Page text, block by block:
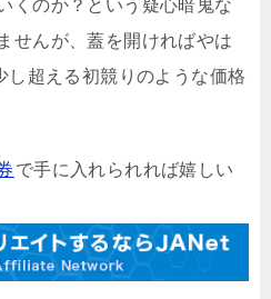
くのか？という疑心暗鬼な
せんが、蓋を開ければやは
し超える初競りのような価格
で手に入れられれば嬉しい